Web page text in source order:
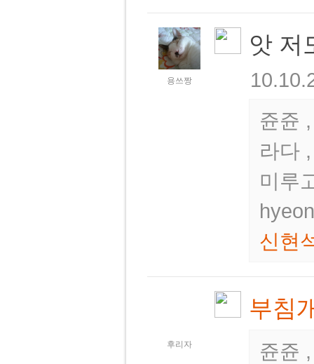
용쓰짱
앗 저
쥰쥰
라다
미루
신현
후리자
부침
쥰쥰